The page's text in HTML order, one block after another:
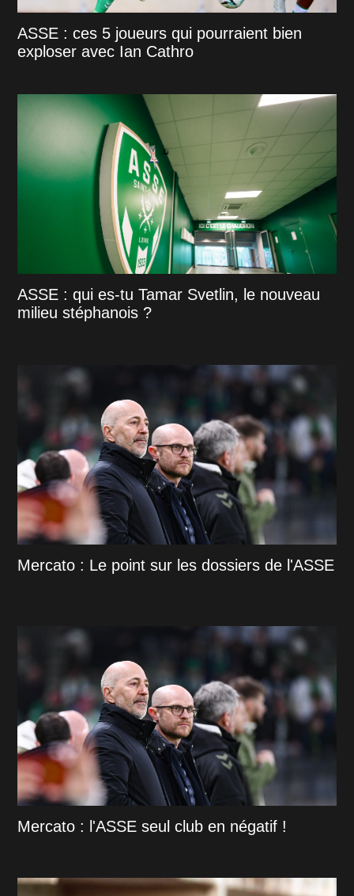
ASSE : ces 5 joueurs qui pourraient bien
exploser avec Ian Cathro
ASSE : qui es-tu Tamar Svetlin, le nouveau
milieu stéphanois ?
Mercato : Le point sur les dossiers de l'ASSE
Mercato : l'ASSE seul club en négatif !